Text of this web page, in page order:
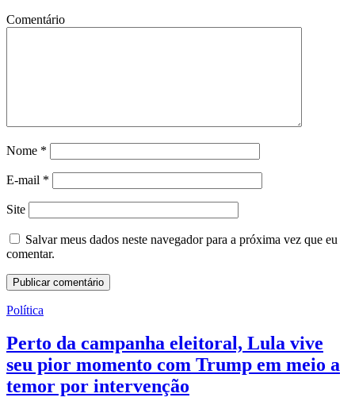
Comentário
Nome *
E-mail *
Site
Salvar meus dados neste navegador para a próxima vez que eu
comentar.
Política
Perto da campanha eleitoral, Lula vive
seu pior momento com Trump em meio a
temor por intervenção